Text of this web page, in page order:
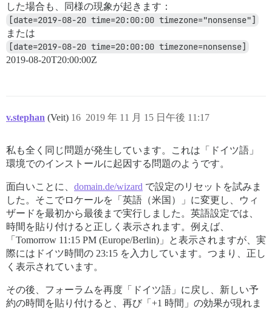
した場合も、同様の現象が起きます：
[date=2019-08-20 time=20:00:00 timezone="nonsense"]
または
[date=2019-08-20 time=20:00:00 timezone=nonsense]
2019-08-20T20:00:00Z
v.stephan (Veit) 2019 年 11 月 15 日午後 11:17
16
私も全く同じ問題が発生しています。これは「ドイツ語」
環境でのインストールに起因する問題のようです。
面白いことに、 domain.de/wizard で設定のリセットを試みま
した。そこでロケールを「英語（米国）」に変更し、ウィ
ザードを最初から最後まで実行しました。英語設定では、
時間を貼り付けると正しく表示されます。例えば、
「Tomorrow 11:15 PM (Europe/Berlin)」と表示されますが、実
際にはドイツ時間の 23:15 を入力しています。つまり、正し
く表示されています。
その後、フォーラムを再度「ドイツ語」に戻し、新しい予
約の時間を貼り付けると、再び「+1 時間」の効果が現れま